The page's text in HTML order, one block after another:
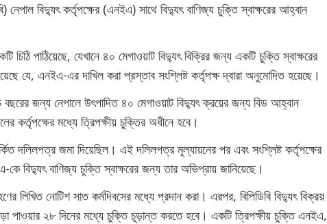
নেপাল বিদ্যুৎ কর্তৃপক্ষের (এনইএ) সাথে বিদ্যুৎ বাণিজ্য চুক্তি স্বাক্ষরের আহ্বান
চিঠি পাঠিয়েছে, যেখানে ৪০ মেগাওয়াট বিদ্যুৎ বিক্রির জন্য একটি চুক্তি স্বাক্ষরের
যে, এনইএ-এর দাখিল করা প্রস্তাব সংশ্লিষ্ট কর্তৃপক্ষ দ্বারা অনুমোদিত হয়েছে।
বছরের জন্য নেপালে উৎপাদিত ৪০ মেগাওয়াট বিদ্যুৎ ক্রয়ের জন্য বিড আহ্বান
কর্তৃপক্ষের মধ্যে ত্রিপক্ষীয় চুক্তির অধীনে হবে।
দলিলপত্র জমা দিয়েছিল। এই দলিলপত্র মূল্যায়নের পর এবং সংশ্লিষ্ট কর্তৃপক্ষের
বিদ্যুৎ বাণিজ্য চুক্তি স্বাক্ষরের জন্য তার অভিপ্রায় জানিয়েছে।
লিখিত নোটিশ সাত কর্মদিবসের মধ্যে প্রদান করা। এরপর, বিপিডিবি বিদ্যুৎ বিক্রয়
পাওয়ার ২৮ দিনের মধ্যে চুক্তি চূড়ান্ত করতে হবে। একটি ত্রিপক্ষীয় চুক্তি এনইএ,